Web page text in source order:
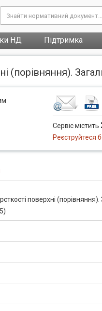
НД Підтримка
(порівняння).
Сервіс містить
Реєструйтеся
поверхні (порівняння).